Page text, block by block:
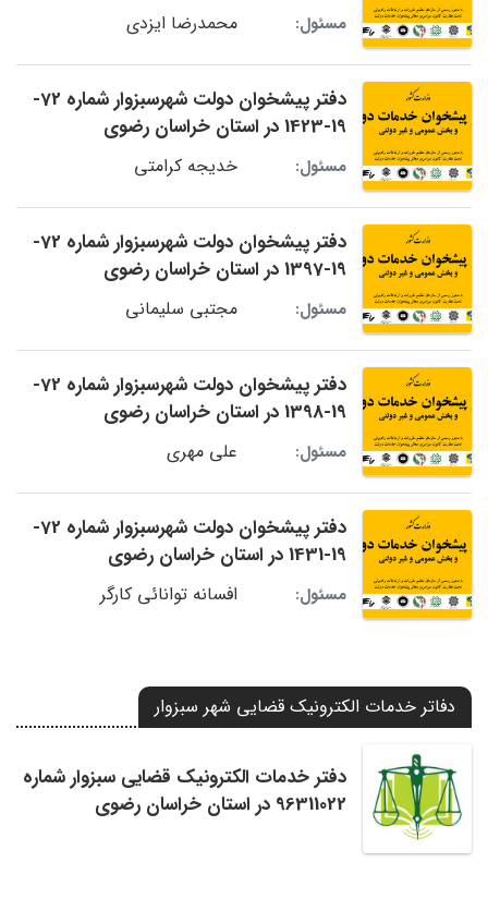
مسئول: محمدرضا ایزدی
دفتر پیشخوان دولت شهرسبزوار شماره 72-
19-1423 در استان خراسان رضوی
مسئول: خدیجه کرامتی
دفتر پیشخوان دولت شهرسبزوار شماره 72-
19-1397 در استان خراسان رضوی
مسئول: مجتبی سلیمانی
دفتر پیشخوان دولت شهرسبزوار شماره 72-
19-1398 در استان خراسان رضوی
مسئول: علی مهری
دفتر پیشخوان دولت شهرسبزوار شماره 72-
19-1431 در استان خراسان رضوی
مسئول: افسانه توانائی کارگر
دفاتر خدمات الکترونیک قضایی شهر سبزوار
دفتر خدمات الکترونیک قضایی سبزوار شماره
96311022 در استان خراسان رضوی